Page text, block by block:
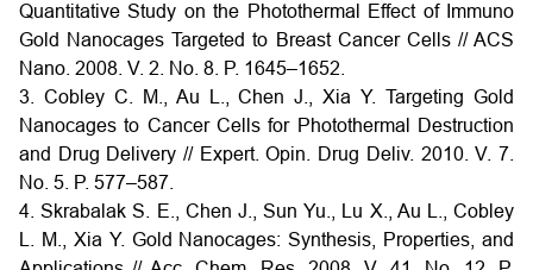
Quantitative Study on the Photothermal Effect of Immuno
Gold Nanocages Targeted to Breast Cancer Cells // ACS
Nano. 2008. V. 2. No. 8. P. 1645–1652.
3. Cobley C. M., Au L., Chen J., Xia Y. Targeting Gold
Nanocages to Cancer Cells for Photothermal Destruction
and Drug Delivery // Expert. Opin. Drug Deliv. 2010. V. 7.
No. 5. P. 577–587.
4. Skrabalak S. E., Chen J., Sun Yu., Lu X., Au L., Cobley
L. M., Xia Y. Gold Nanocages: Synthesis, Properties, and